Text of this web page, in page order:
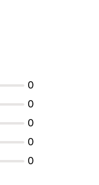
0
0
0
0
0